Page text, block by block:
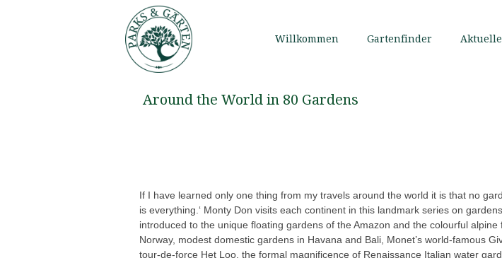
Willkommen Gartenfinder
Around the World in 80 Gardens
If I have learned only one thing from my travels around the world it is that no
is everything.‘ Monty Don visits each continent in this landmark series on
introduced to the unique floating gardens of the Amazon and the colourful alpine
Norway, modest domestic gardens in Havana and Bali, Monet’s world-famous
tour-de-force Het Loo, the formal magnificence of Renaissance Italian water